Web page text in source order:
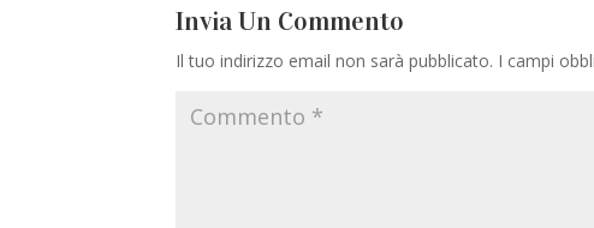
Invia Un Commento
Il tuo indirizzo email non sarà pubblicato. I campi